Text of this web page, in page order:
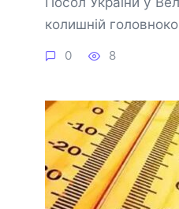
колишній
0 8